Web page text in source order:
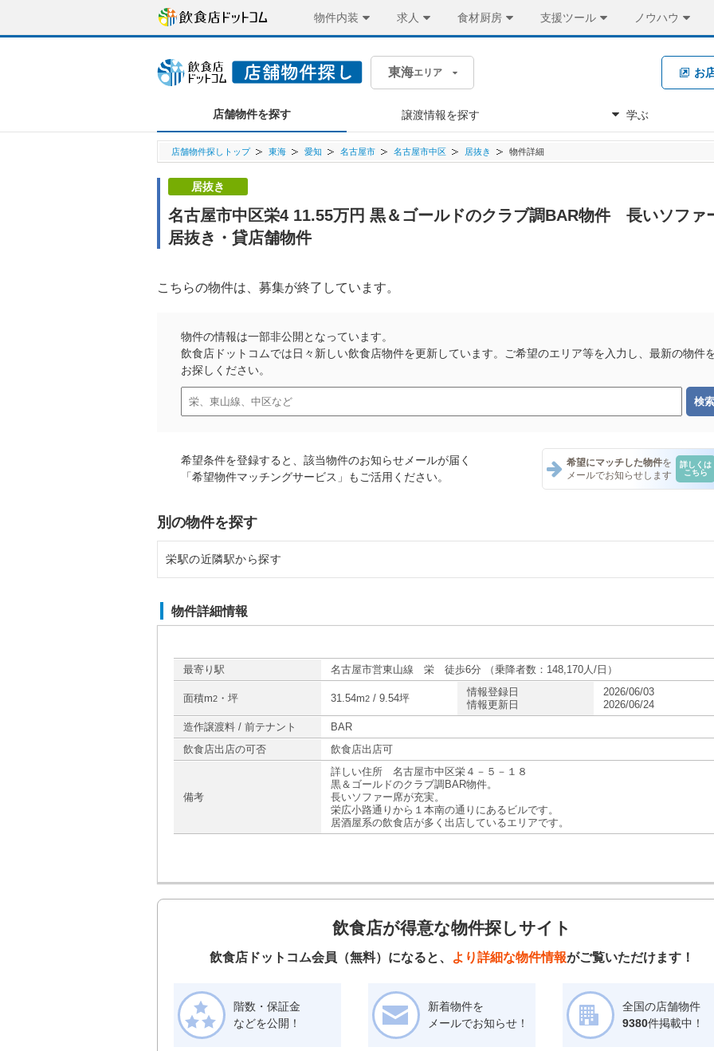
物件内装 求人 食材厨房 支援ツール ノウハウ
東海エリア お
店舗物件を探す 譲渡情報を探す 学ぶ
店舗物件探しトップ 東海 愛知 名古屋市 名古屋市中区 居抜き 物件詳細
居抜き
名古屋市中区栄4 11.55万円 黒＆ゴールドのクラブ調BAR物件 長いソファ
居抜き・貸店舗物件
こちらの物件は、募集が終了しています。
物件の情報は一部非公開となっています。
飲食店ドットコムでは日々新しい飲食店物件を更新しています。ご希望のエリア等を入力し、最新の物件
お探しください。
希望条件を登録すると、該当物件のお知らせメールが届く
「希望物件マッチングサービス」もご活用ください。
希望にマッチした物件を
メールでお知らせします
詳しくは
こちら
別の物件を探す
栄駅の近隣駅から探す
矢場町駅の店舗物件・貸店舗・テナント一覧
久屋大通駅の店舗物件・貸店舗・テナント一覧
物件詳細情報
最寄り駅 名古屋市営東山線 栄 徒歩6分 （乗降者数：148,170人/日）
面積m2 ・坪 31.54m2 / 9.54坪
情報登録日
情報更新日
2026/06/03
2026/06/24
造作譲渡料 / 前テナント
BAR
飲食店出店の可否
飲食店出店可
備考
詳しい住所 名古屋市中区栄４－５－１８
黒＆ゴールドのクラブ調BAR物件。
長いソファー席が充実。
栄広小路通りから１本南の通りにあるビルです。
居酒屋系の飲食店が多く出店しているエリアです。
飲食店が得意な物件探しサイト
飲食店ドットコム会員（無料）になると、 より詳細な物件情報がご覧いただけます！
階数・保証金
などを公開！
新着物件を
メールでお知らせ！
全国の店舗物件
9380件掲載中！